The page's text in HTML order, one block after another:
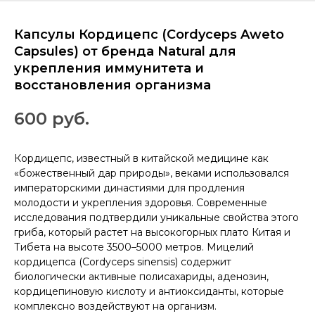
Капсулы Кордицепс (Cordyceps Aweto
Capsules) от бренда Natural для
укрепления иммунитета и
восстановления организма
600 руб.
Кордицепс, известный в китайской медицине как
«божественный дар природы», веками использовался
императорскими династиями для продления
молодости и укрепления здоровья. Современные
исследования подтвердили уникальные свойства этого
гриба, который растет на высокогорных плато Китая и
Тибета на высоте 3500–5000 метров. Мицелий
кордицепса (Cordyceps sinensis) содержит
биологически активные полисахариды, аденозин,
кордицепиновую кислоту и антиоксиданты, которые
комплексно воздействуют на организм.